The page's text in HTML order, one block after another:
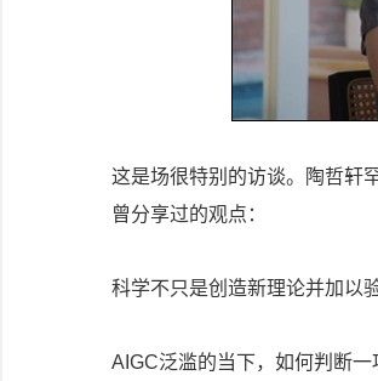
这是场很特别的访谈。陶哲轩
曾分享过的观点：
科学不只是创造新理论并加以
AIGC泛滥的当下，如何判断一